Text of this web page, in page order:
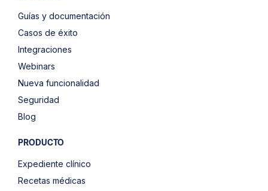
Guías y documentación
Casos de éxito
Integraciones
Webinars
Nueva funcionalidad
Seguridad
Blog
PRODUCTO
Expediente clínico
Recetas médicas